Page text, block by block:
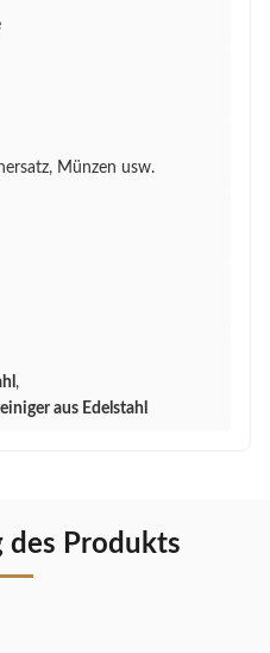
Münzen usw.
,
aus Edelstahl
des Produkts